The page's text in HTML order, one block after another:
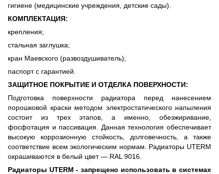
гигиене (медицинские учреждения, детские сады).
КОМПЛЕКТАЦИЯ:
крепления;
стальная заглушка;
кран Маевского (развоздушиватель);
паспорт с гарантией.
ЗАЩИТНОЕ ПОКРЫТИЕ И ОТДЕЛКА ПОВЕРХНОСТИ:
Подготовка поверхности радиатора перед нанесением
порошковой краски методом электростатического напыления
состоит из трех этапов, а именно, обезжиривание,
фосфотация и пассивация. Данная технология обеспечивает
высокую коррозионную стойкость, долговечность, а также
соответствие всем экологическим нормам. Радиаторы UTERM
окрашиваются в белый цвет — RAL 9016.
Радиаторы UTERM - запрещено использовать в системах